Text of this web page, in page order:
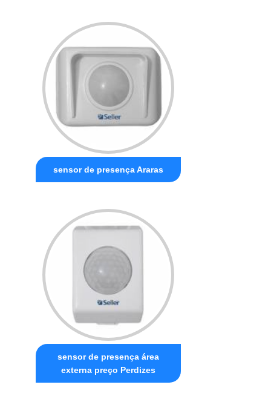
sensor de presença Araras
sensor de presença área
externa preço Perdizes